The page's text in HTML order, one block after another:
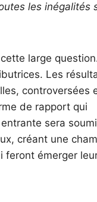
les inégalités
large
Les
controversées
de rapport qui
sera
créant une
feront émerger